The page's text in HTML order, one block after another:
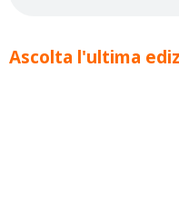
Ascolta l'ultima